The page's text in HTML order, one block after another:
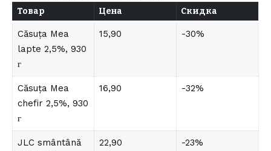
Товар Цена Скидка
Căsuța Mea
lapte 2,5%, 930
г
15,90 -30%
Căsuța Mea
chefir 2,5%, 930
г
16,90 -32%
JLC smântână
22,90 -23%